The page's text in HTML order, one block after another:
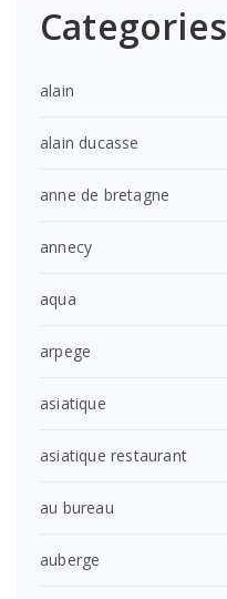
Categories
alain
alain ducasse
anne de bretagne
annecy
aqua
arpege
asiatique
asiatique restaurant
au bureau
auberge